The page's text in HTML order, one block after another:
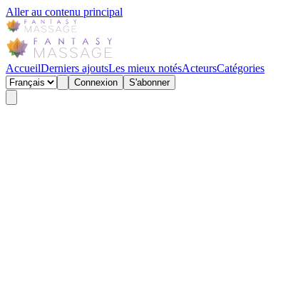
Aller au contenu principal
AccueilDerniers ajoutsLes mieux notésActeursCatégories
Connexion S'abonner